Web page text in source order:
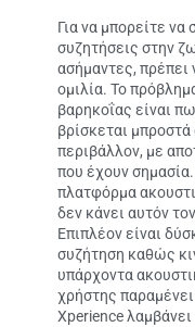
Για να μπορείτε
συζητήσεις στην
ασήμαντες, πρέπει
ομιλία. Το
βαρηκοΐας είναι
βρίσκεται μπροστά
περιβάλλον, με
που έχουν
πλατφόρμα
δεν κάνει αυτόν
Επιπλέον είναι
συζήτηση καθώς
υπάρχοντα
χρήστης
Xperience